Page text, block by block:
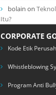
bolain on
Itu?
CORPORATE
Kode Etik
Whistleblowing
Program Anti